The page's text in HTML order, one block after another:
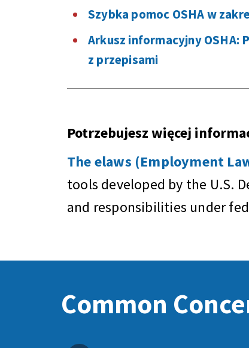
Szybka pomoc OSHA w
Arkusz informacyjny OSHA:
z przepisami
Potrzebujesz więcej
The elaws (Employment
tools developed by the U.S.
and responsibilities under
Common